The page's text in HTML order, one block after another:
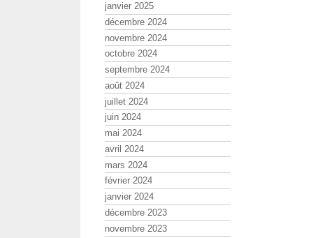
janvier 2025
décembre 2024
novembre 2024
octobre 2024
septembre 2024
août 2024
juillet 2024
juin 2024
mai 2024
avril 2024
mars 2024
février 2024
janvier 2024
décembre 2023
novembre 2023